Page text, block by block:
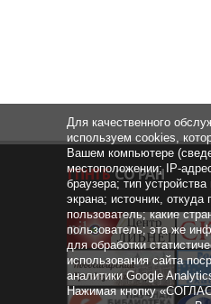
Для качественного
используем cookies,
Вашем компьютере
местоположении; IP-
браузера; тип
экрана; источник, откуда
пользователь; какие
пользователь; эта же
для обработки
использования сайта
аналитики Google
Нажимая кнопку